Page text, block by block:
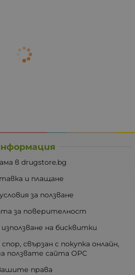
в drugstore.bg
и плащане
за ползване
за поверителност
на бисквитки
свързан с покупка онлайн,
ползвате сайта ОРС
права